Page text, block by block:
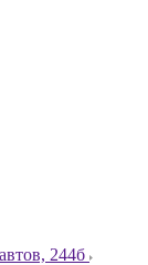
244б